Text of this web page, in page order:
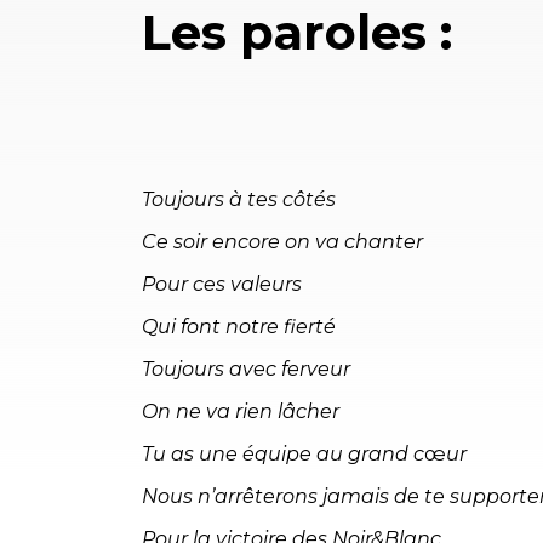
Les paroles :
Toujours à tes côtés
Ce soir encore on va chanter
Pour ces valeurs
Qui font notre fierté
Toujours avec ferveur
On ne va rien lâcher
Tu as une équipe au grand cœur
Nous n’arrêterons jamais de te